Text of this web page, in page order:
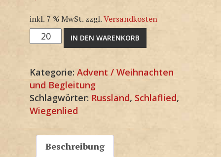
inkl. 7 % MwSt. zzgl.Versandkosten
M1533SP
Menge
IN DEN WARENKORB
Kategorie: Advent / Weihnachten
und Begleitung
Schlagwörter: Russland, Schlaflied,
Wiegenlied
Beschreibung